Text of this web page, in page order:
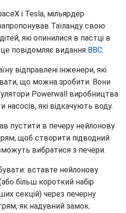
і Tesla, мільярдер
Таїланду свою
які опинилися в пастці в
повідомляє видання ВBС.
відправлені інженери, які
що можна зробити. Вони
Powerwall виробництва
які відкачують воду.
пустити в печеру нейлонову
щоб створити підводний
вибратися з печери.
вставте нейлонову
більш короткий набір
секцій) через печерну
як надувний замок.